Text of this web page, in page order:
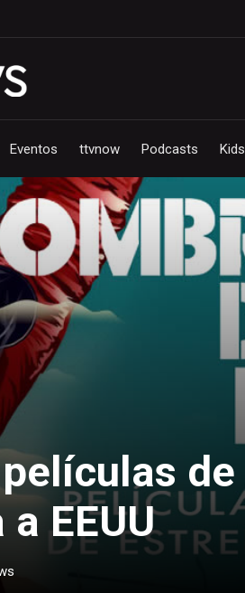
Eventos ttvnow Podcasts Kids
de
EEUU